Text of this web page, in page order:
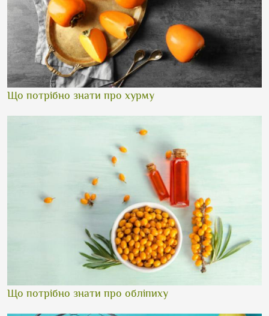
Що потрібно знати про хурму
Що потрібно знати про обліпиху